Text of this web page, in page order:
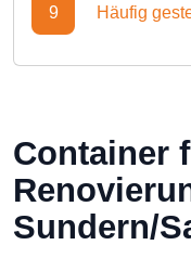
9 Häufig
Container
Sundern/